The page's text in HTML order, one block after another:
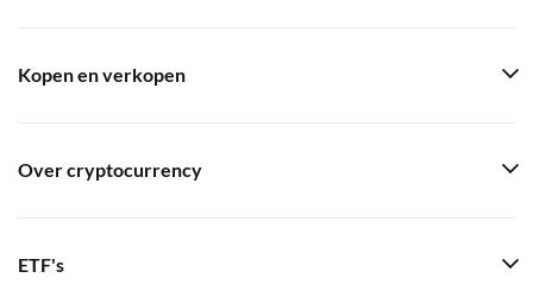
Kopen en verkopen
Over cryptocurrency
ETF's